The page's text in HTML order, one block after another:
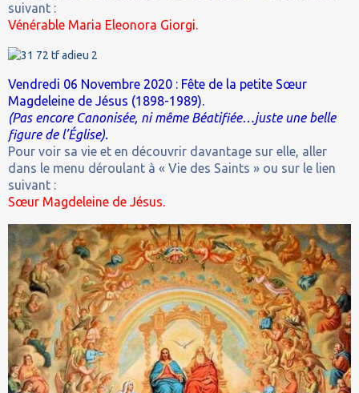
suivant :
Vénérable Maria Eleonora Giorgi.
Vendredi 06 Novembre 2020 : Fête de la petite Sœur
Magdeleine de Jésus (1898-1989).
(Pas encore Canonisée, ni même Béatifiée…juste une belle
figure de l’Église).
Pour voir sa vie et en découvrir davantage sur elle, aller
dans le menu déroulant à « Vie des Saints » ou sur le lien
suivant :
Sœur Magdeleine de Jésus.